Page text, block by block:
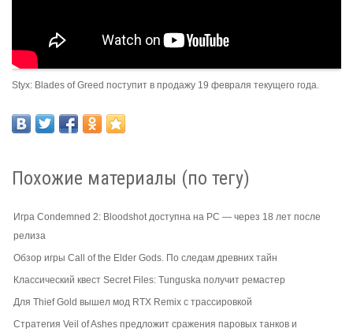
Styx: Blades of Greed поступит в продажу 19 февраля текущего года.
Похожие материалы (по тегу)
Игра Condemned 2: Bloodshot доступна на PC — через 18 лет после
релиза
Обзор игры Call of the Elder Gods. По следам древних тайн
Классический квест Secret Files: Tunguska получит ремастер
Для Thief Gold вышел мод RTX Remix с трассировкой
Стратегия Veil of Ashes предложит сражения паровых танков и